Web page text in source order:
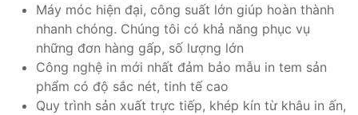
Máy móc hiện đại, công suất lớn giúp hoàn thành
nhanh chóng. Chúng tôi có khả năng phục vụ
những đơn hàng gấp, số lượng lớn
Công nghệ in mới nhất đảm bảo mẫu in tem sản
phẩm có độ sắc nét, tinh tế cao
Quy trình sản xuất trực tiếp, khép kín từ khâu in ấn,